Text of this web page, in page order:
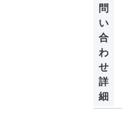
問
い
合
わ
せ
詳
細